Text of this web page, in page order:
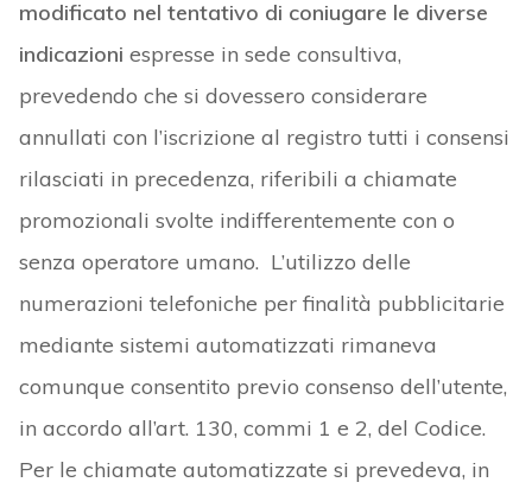
modificato nel tentativo di coniugare le diverse
indicazioni espresse in sede consultiva,
prevedendo che si dovessero considerare
annullati con l’iscrizione al registro tutti i consensi
rilasciati in precedenza, riferibili a chiamate
promozionali svolte indifferentemente con o
senza operatore umano. L’utilizzo delle
numerazioni telefoniche per finalità pubblicitarie
mediante sistemi automatizzati rimaneva
comunque consentito previo consenso dell’utente,
in accordo all’art. 130, commi 1 e 2, del Codice.
Per le chiamate automatizzate si prevedeva, in